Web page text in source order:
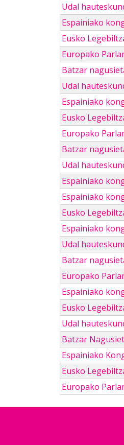
Udal
Espainiako
Eusko
Europako
Batzar
Udal
Espainiako
Eusko
Europako
Batzar
Udal
Espainiako
Espainiako
Eusko
Espainiako
Udal
Batzar
Europako
Espainiako
Eusko
Udal
Batzar
Espainiako
Eusko
Europako